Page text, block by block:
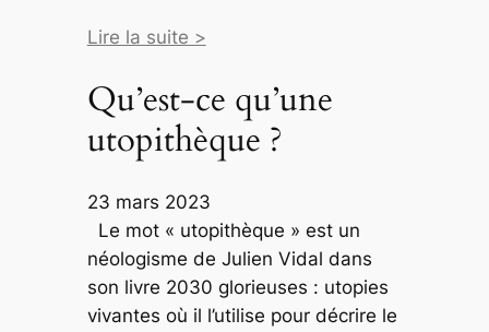
Lire la suite >
Qu’est-ce qu’une
utopithèque ?
23 mars 2023
Le mot « utopithèque » est un
néologisme de Julien Vidal dans
son livre 2030 glorieuses : utopies
vivantes où il l’utilise pour décrire le